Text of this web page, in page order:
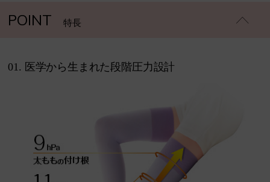
POINT 特長
01. 医学から生まれた段階圧力設計